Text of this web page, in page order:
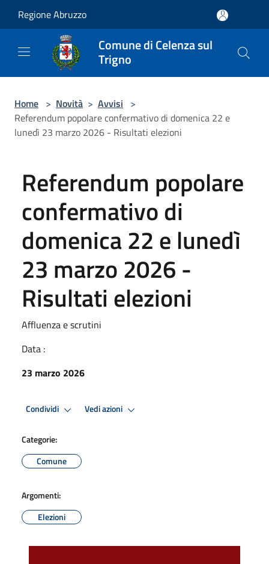
Regione Abruzzo
Comune di Celenza sul
Trigno
Home > Novità > Avvisi >
Referendum popolare confermativo di domenica 22 e
lunedì 23 marzo 2026 - Risultati elezioni
Referendum popolare
confermativo di
domenica 22 e lunedì
23 marzo 2026 -
Risultati elezioni
Affluenza e scrutini
Data :
23 marzo 2026
Condividi Vedi azioni
Categorie:
Comune
Argomenti:
Elezioni